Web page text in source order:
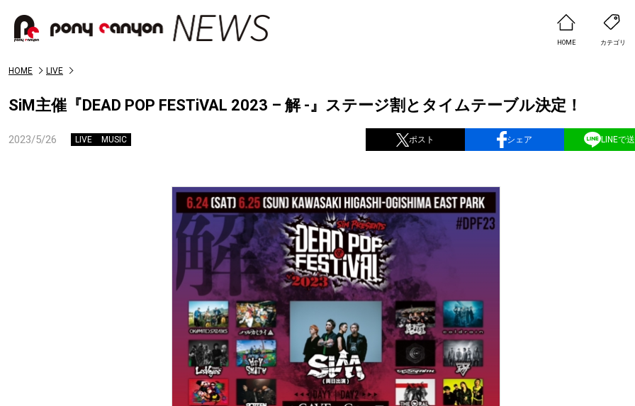
HOME カテゴリ
HOME LIVE
SiM主催『DEAD POP FESTiVAL 2023 – 解 -』ステージ割とタイムテーブル決定！
2023/5/26 LIVE MUSIC ポスト シェア LINEで